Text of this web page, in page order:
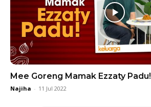
Mee Goreng Mamak Ezzaty Padu!
Najiha - 11 Jul 2022